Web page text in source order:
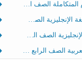
انسبير الفصل الثالث
الرابع الفصل الثالث